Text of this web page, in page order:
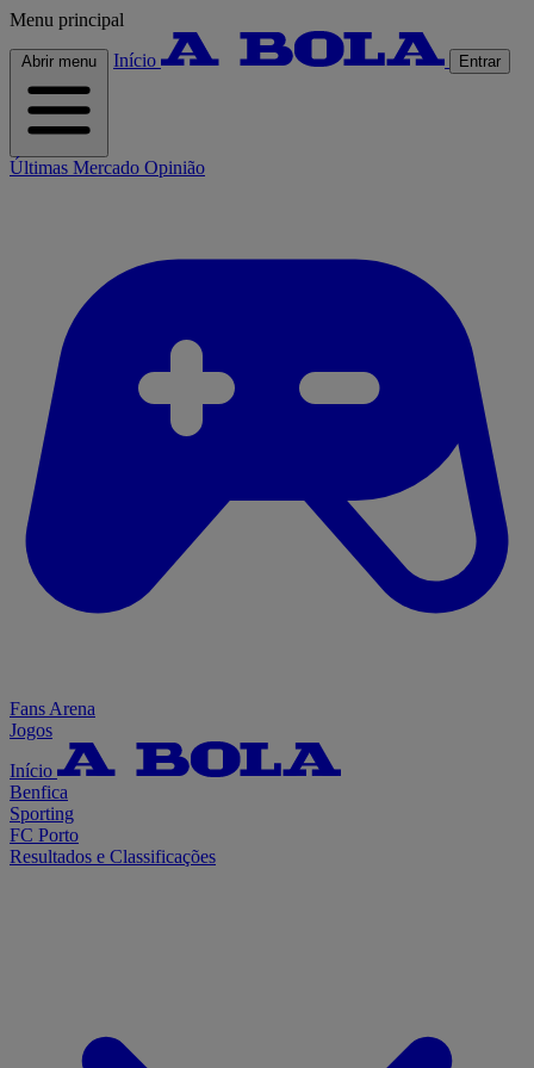
Menu principal
Abrir menu Início Entrar
Últimas Mercado Opinião
Fans Arena
Jogos
Início
Benfica
Sporting
FC Porto
Resultados e Classificações